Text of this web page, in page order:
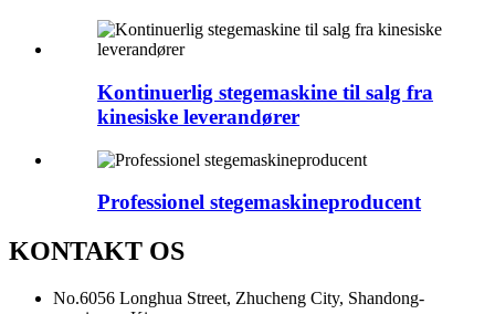
Kontinuerlig stegemaskine til salg fra
kinesiske leverandører
Professionel stegemaskineproducent
KONTAKT OS
No.6056 Longhua Street, Zhucheng City, Shandong-